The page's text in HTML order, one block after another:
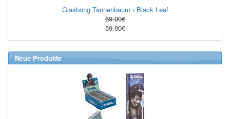
Glasbong Tannenbaum - Black Leaf
69.00€
59.00€
Neue Produkte